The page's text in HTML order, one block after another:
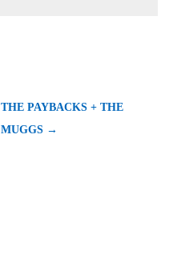
THE PAYBACKS + THE
MUGGS →